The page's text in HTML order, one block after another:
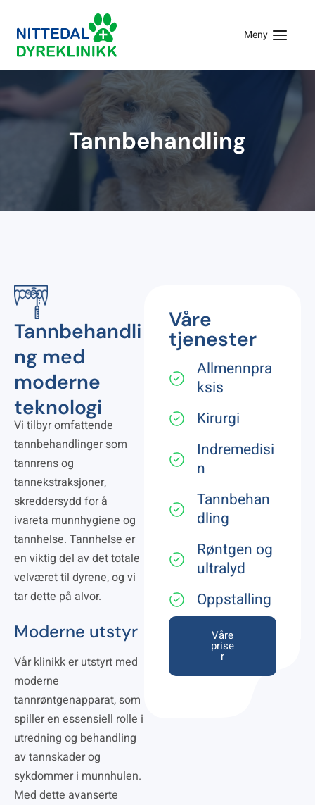
Meny
Tannbehandling
Tannbehandli
ng med
moderne
teknologi​
Vi tilbyr omfattende
tannbehandlinger som
tannrens og
tannekstraksjoner,
skreddersydd for å
ivareta munnhygiene og
tannhelse. Tannhelse er
en viktig del av det totale
velværet til dyrene, og vi
tar dette på alvor.
Moderne utstyr
Vår klinikk er utstyrt med
moderne
tannrøntgenapparat, som
spiller en essensiell rolle i
utredning og behandling
av tannskader og
sykdommer i munnhulen.
Med dette avanserte
Våre
tjenester
Allmennpra
ksis​
Kirurgi
Indremedisi
n
Tannbehan
dling
Røntgen og
ultralyd
Oppstalling
Våre
prise
r